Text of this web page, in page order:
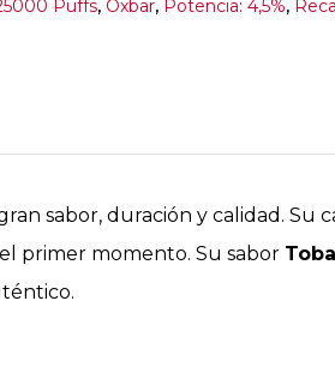
Puffs, Oxbar, Potencia: 4,5%,
sabor, duración y calidad. Su
primer momento. Su sabor